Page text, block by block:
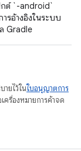
กต์ `-android`
รอ้างอิงในระบบ
Gradle
ายไว้ในใบอนุญาตการ
ครื่องหมายการค้าจด